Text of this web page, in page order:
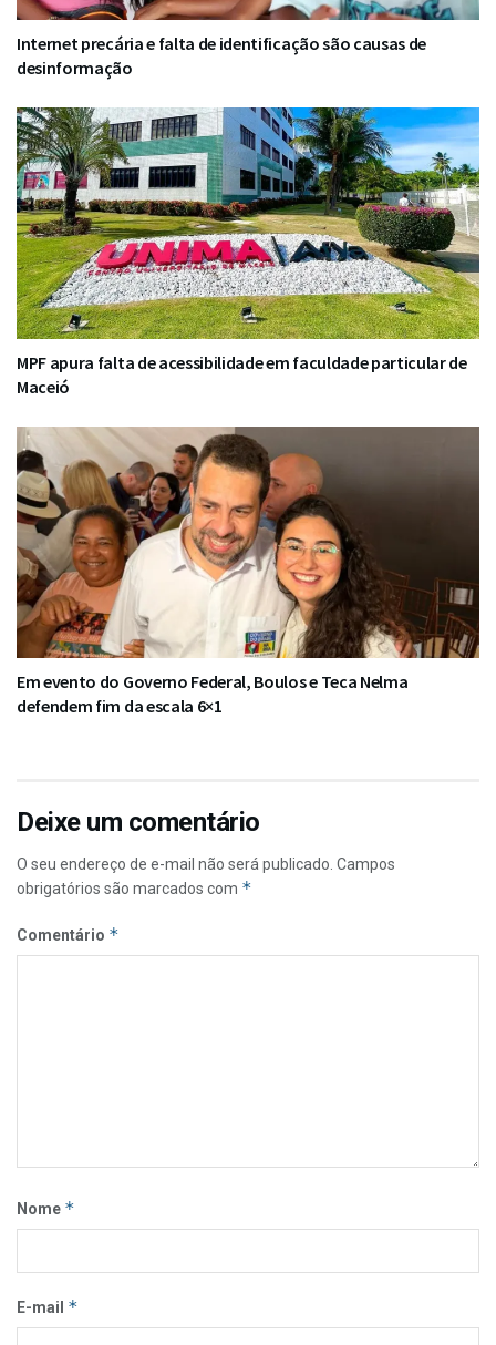
Internet precária e falta de identificação são causas de
desinformação
MPF apura falta de acessibilidade em faculdade particular de
Maceió
Em evento do Governo Federal, Boulos e Teca Nelma
defendem fim da escala 6×1
Deixe um comentário
O seu endereço de e-mail não será publicado. Campos
obrigatórios são marcados com *
Comentário *
Nome *
E-mail *